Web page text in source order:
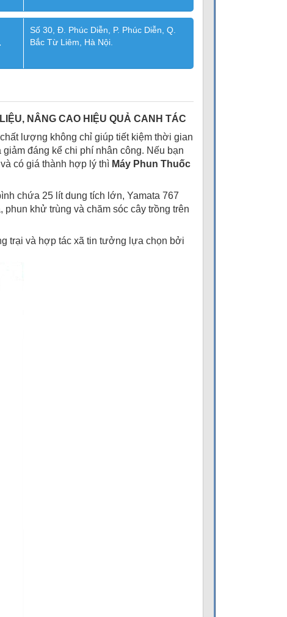
Số 30, Đ. Phúc Diễn, P. Phúc Diễn, Q.
Bắc Từ Liêm, Hà Nội.
NÂNG CAO HIỆU QUẢ CANH TÁC
lượng không chỉ giúp tiết kiệm thời gian
đáng kể chi phí nhân công. Nếu bạn
có giá thành hợp lý thì Máy Phun Thuốc
chứa 25 lít dung tích lớn, Yamata 767
khử trùng và chăm sóc cây trồng trên
trại và hợp tác xã tin tưởng lựa chọn bởi